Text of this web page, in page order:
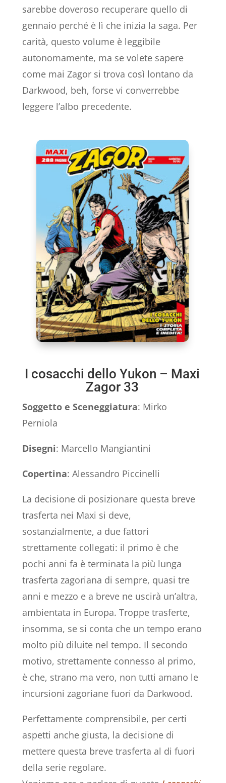
sarebbe doveroso recuperare quello di
gennaio perché è lì che inizia la saga. Per
carità, questo volume è leggibile
autonomamente, ma se volete sapere
come mai Zagor si trova così lontano da
Darkwood, beh, forse vi converrebbe
leggere l’albo precedente.
I cosacchi dello Yukon – Maxi
Zagor 33
Soggetto e Sceneggiatura: Mirko
Perniola
Disegni: Marcello Mangiantini
Copertina: Alessandro Piccinelli
La decisione di posizionare questa breve
trasferta nei Maxi si deve,
sostanzialmente, a due fattori
strettamente collegati: il primo è che
pochi anni fa è terminata la più lunga
trasferta zagoriana di sempre, quasi tre
anni e mezzo e a breve ne uscirà un’altra,
ambientata in Europa. Troppe trasferte,
insomma, se si conta che un tempo erano
molto più diluite nel tempo. Il secondo
motivo, strettamente connesso al primo,
è che, strano ma vero, non tutti amano le
incursioni zagoriane fuori da Darkwood.
Perfettamente comprensibile, per certi
aspetti anche giusta, la decisione di
mettere questa breve trasferta al di fuori
della serie regolare.